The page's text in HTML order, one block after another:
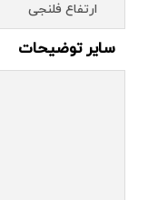
ارتفاع فلنجی
سایر توضیحات